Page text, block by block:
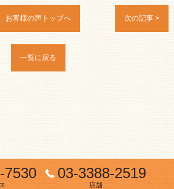
お客様の声トップへ 次の記事 >
一覧に戻る
7530 03-3388-2519
店舗